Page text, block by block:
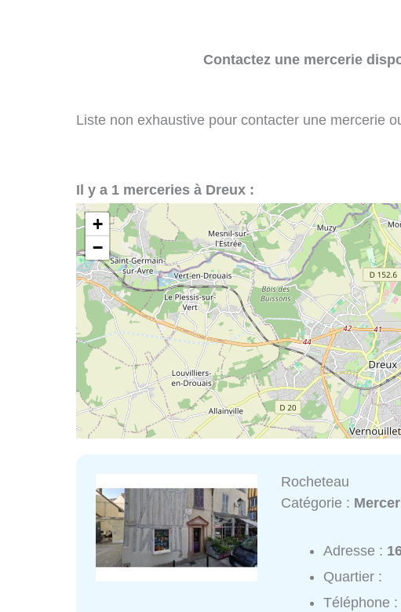
Contactez une mercerie
Liste non exhaustive pour contacter une mercerie
Il y a 1 merceries à Dreux :
+
−
Rocheteau
Catégorie :
Adresse :
Quartier :
Téléphone